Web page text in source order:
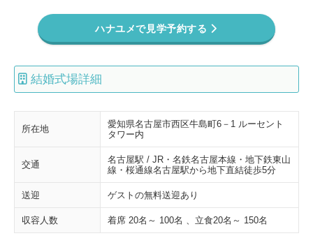
ハナユメで見学予約する
結婚式場詳細
所在地
愛知県名古屋市西区牛島町6－1 ルーセント
タワー内
交通
名古屋駅 / JR・名鉄名古屋本線・地下鉄東山
線・桜通線名古屋駅から地下直結徒歩5分
送迎 ゲストの無料送迎あり
収容人数 着席 20名～ 100名 、立食20名～ 150名